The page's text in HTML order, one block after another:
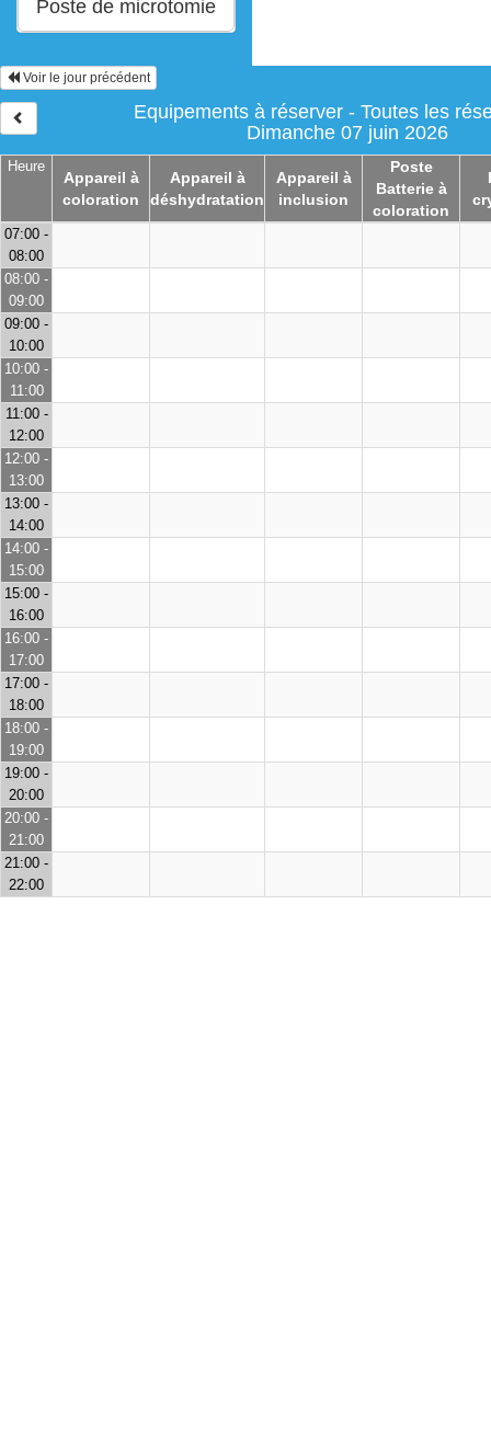
Voir le jour précédent
Equipements à réserver - Toutes les
Dimanche 07 juin 2026
Heure
Appareil à
coloration
Appareil à
déshydratation
Appareil à
inclusion
Poste
Batterie à
coloration
07:00 -
08:00
08:00 -
09:00
09:00 -
10:00
10:00 -
11:00
11:00 -
12:00
12:00 -
13:00
13:00 -
14:00
14:00 -
15:00
15:00 -
16:00
16:00 -
17:00
17:00 -
18:00
18:00 -
19:00
19:00 -
20:00
20:00 -
21:00
21:00 -
22:00